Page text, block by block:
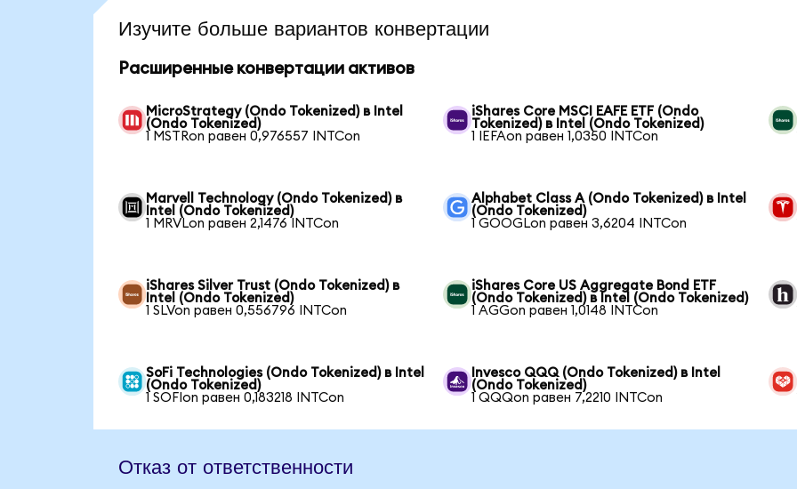
Изучите больше вариантов конвертации
Расширенные конвертации активов
MicroStrategy (Ondo Tokenized) в Intel
(Ondo Tokenized)
1 MSTRon равен 0,976557 INTCon
iShares Core MSCI EAFE ETF (Ondo
Tokenized) в Intel (Ondo Tokenized)
1 IEFAon равен 1,0350 INTCon
Marvell Technology (Ondo Tokenized) в
Intel (Ondo Tokenized)
1 MRVLon равен 2,1476 INTCon
Alphabet Class A (Ondo Tokenized) в Intel
(Ondo Tokenized)
1 GOOGLon равен 3,6204 INTCon
iShares Silver Trust (Ondo Tokenized) в
Intel (Ondo Tokenized)
1 SLVon равен 0,556796 INTCon
iShares Core US Aggregate Bond ETF
(Ondo Tokenized) в Intel (Ondo Tokenized)
1 AGGon равен 1,0148 INTCon
SoFi Technologies (Ondo Tokenized) в Intel
(Ondo Tokenized)
1 SOFIon равен 0,183218 INTCon
Invesco QQQ (Ondo Tokenized) в Intel
(Ondo Tokenized)
1 QQQon равен 7,2210 INTCon
Отказ от ответственности